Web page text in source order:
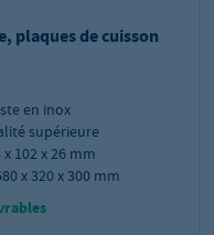
plaques de cuisson
en inox
supérieure
102 x 26 mm
x 320 x 300 mm